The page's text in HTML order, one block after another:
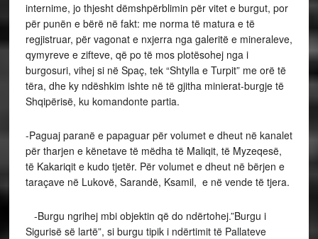
internime, jo thjesht dëmshpërblimin për vitet e burgut, por
për punën e bërë në fakt: me norma të matura e të
regjistruar, për vagonat e nxjerra nga galeritë e mineraleve,
qymyreve e zifteve, që po të mos plotësohej nga i
burgosuri, vihej si në Spaç, tek “Shtylla e Turpit” me orë të
tëra, dhe ky ndëshkim ishte në të gjitha minierat-burgje të
Shqipërisë, ku komandonte partia.
-Paguaj paranë e papaguar për volumet e dheut në kanalet
për tharjen e kënetave të mëdha të Maliqit, të Myzeqesë,
të Kakariqit e kudo tjetër. Për volumet e dheut në bërjen e
taraçave në Lukovë, Sarandë, Ksamil, e në vende të tjera.
-Burgu ngrihej mbi objektin që do ndërtohej.”Burgu i
Sigurisë së lartë”, si burgu tipik i ndërtimit të Pallateve